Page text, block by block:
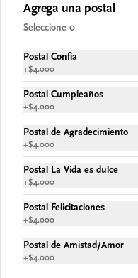
Conócenos
Términos y condiciones
Redes sociales
Instagram
Facebook
TikTok
Mi cuenta
Pedir
Agrega una postal
Seleccione 0
Postal Confia
+$4.000
Postal Cumpleaños
+$4.000
Postal de Agradecimiento
+$4.000
Postal La Vida es dulce
+$4.000
Postal Felicitaciones
+$4.000
Postal de Amistad/Amor
+$4.000